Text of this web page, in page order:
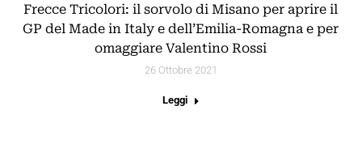
Frecce Tricolori: il sorvolo di Misano per aprire il
GP del Made in Italy e dell’Emilia-Romagna e per
omaggiare Valentino Rossi
26 Ottobre 2021
Leggi